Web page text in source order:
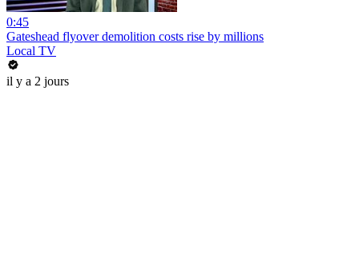
0:45
Gateshead flyover demolition costs rise by millions
Local TV
il y a 2 jours